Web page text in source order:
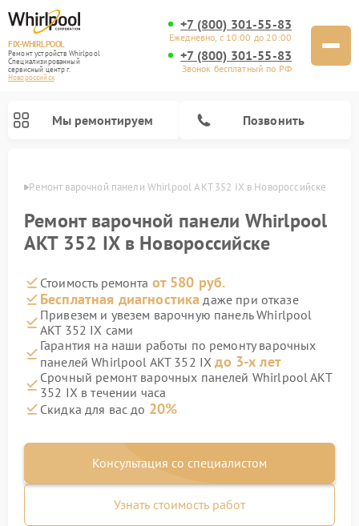
FIX-WHIRLPOOL
Ремонт устройств Whirlpool
Специализированный
cервисный центр г.
Новороссийск
+7 (800) 301-55-83
Ежедневно, с 10:00 до 20:00
+7 (800) 301-55-83
Звонок бесплатный по РФ
Мы ремонтируем Позвонить
Ремонт варочной панели Whirlpool AKT 352 IX в Новороссийске
Ремонт варочной панели Whirlpool
AKT 352 IX в Новороссийске
Стоимость ремонта от 580 руб.
Бесплатная диагностика даже при отказе
Привезем и увезем варочную панель Whirlpool
AKT 352 IX сами
Гарантия на наши работы по ремонту варочных
панелей Whirlpool AKT 352 IXдо 3-х лет
Срочный ремонт варочных панелей Whirlpool AKT
352 IX в течении часа
Скидка для вас до 20%
Консультация со специалистом
Узнать стоимость работ